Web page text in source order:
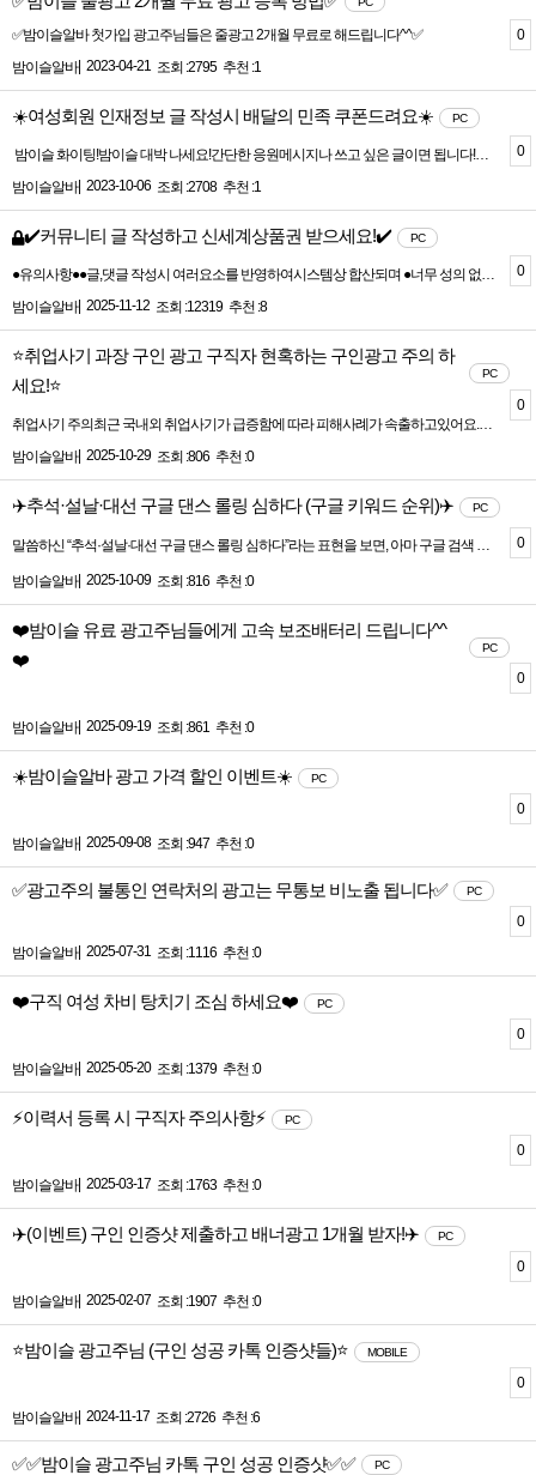
✅밤이슬알바 첫가입 광고주님들은 줄광고 2개월 무료로 해드립니다^^✅
밤이슬알바| 2023-04-21 조회 :2795 추천 :1
0
☀️여성회원 인재정보 글 작성시 배달의 민족 쿠폰드려요☀️ PC
밤이슬 화이팅!밤이슬 대박 나세요!간단한 응원메시지나 쓰고 싶은 글이면 됩니다!커뮤 작성후~ 캡쳐해서 밤이슬 고객센터카톡이나 문자로 캡쳐샷 보내 주시면배민쿠폰 2만 지급해용~
밤이슬알바| 2023-10-06 조회 :2708 추천 :1
0
✔️커뮤니티 글 작성하고 신세계상품권 받으세요!✔️ PC
●유의사항●●글,댓글 작성시 여러요소를 반영하여시스템상 합산되며 ●너무 성의 없는 게시글은 자제 바랍니다●매주 일요일 밤 12시에 이벤트 종료되며 매주 월요일 새벽 1시부터일요일 밤12시까지 이벤트 진행되며●일주일간 게시글,댓글 모두 합산해서당첨자가 정해 집니다●매주 같은 당첨자가 중복 당첨도가능합니다●이벤트 당첨자는 고객센터 게시판이벤트 당첨자 게시판에 공지 됩니다●당첨자 상품권은 매주 월요일오후에 일괄 지급 됩니다●기업회원은 이벤트 대상에서제외 됩니다●비회원,인증회원 개인정보는 보호됩니다. 안심 하셔도 됩니다
밤이슬알바| 2025-11-12 조회 :12319 추천 :8
0
⭐취업사기 과장 구인 광고 구직자 현혹하는 구인광고 주의 하
세요!⭐
PC
취업사기 주의최근 국내외 취업사기가 급증함에 따라 피해사례가 속출하고있어요.구직활동 시 꼭 아래 사항을 주의해주세요.<취업사기에 해당할 위험이 높은 구인광고>1. 동종업계 대비 지나치게 좋은 조건 제시2. 채용 전 신분증 사본 등 개인정보 요청3. 취업사례금 등 각종 명목으로 금전을 요구취업사기경찰청 (국번없이 112)보이스피싱 피해 금융감독언 (국번없이 1332)거짓구인광고 신고 고용노동부(국번없이 1350)(온라인) 보이스피싱 지킴이 : www.fss.or.kr(온라인) 거짓구인광고 신고 : www.work24.go.kr(모바일) 고용24 모바일 앱 > 기타민원 > 거짓구인광고 신고자세한 내용은 붙임 자료 및 영상 링크를 참고해주세요.* 취업사기 주의 영상자료 링크(고용노동부 유튜브 홈페이지) :http://www.youtube.com/watch?v=Bcq0JBvSnbU
밤이슬알바| 2025-10-29 조회 :806 추천 :0
0
✈️추석·설날·대선 구글 댄스 롤링 심하다 (구글 키워드 순위)✈️ PC
말씀하신 “추석·설날·대선 구글 댄스 롤링 심하다”라는 표현을 보면, 아마 구글 검색 순위 변동(Google Dance)이 특정 시기, 특히 이벤트 시즌이나 사회적 관심이 큰 시기에 심하게 나타난다는 의미로 이해됩니다. 정리하면 이렇게 볼 수 있습니다.---1️⃣ 구글 댄스(Google Dance)와 롤링 업데이 트구글 댄스(Google Dance)과거 구글이 검색 순위를 업데이 트할 때 웹사이트 순위가 큰 폭으로 오르락내리락하는 현상을 일컫습니다.한때는 몇 주 단위로 순위 변동이 심하게 나타났습니다.롤링 업데이 트(Rolling Update)현재 구글은 순위를 점진적으로, 실시간에 가깝게 업데이 트합니다.예전처럼 한 번에 큰 변동은 없지만, 특정 시기에는 트래픽과 검색량 급증으로 인해 순위가 일시적으로 요동칠 수 있습니다.---2️⃣ 특정 시즌에 변동이 심한 이유추석·설날(명절 시즌)쇼핑, 여행, 음식, 선물 등 관련 키워드 검색량 폭증구글이 관련 정보를 최신화하면서 순위 변동 심화대선·정치 이벤트뉴스, 후보자 정보, 정책 관련 키워드 급등사용자 클릭 패턴 변화 → 구글 알고리즘이 순위 조정> 즉, 검색량 급증 + 클릭률 변화 = 구글이 순위를 ‘댄스’처럼 요동치게 만드는 요인입니다.---3️⃣ 대응 방법1. 콘텐츠 최신화시즌/이벤트 키워드에 맞춰 빠르게 글, 페이지 업데이 트예: 추석 관련 레시피, 명절 여행 정보, 대선 후보 정보 등2. SEO 기본 지키기메타데이터, 제목, H태그, 내부 링크 최적화안정적인 순위를 유지하는 데 도움3. 트래픽 분석급등/급락 시점 체크 → 계절성, 이벤트성 원인 파악반복 패턴에 맞춘 콘텐츠 전략 수립
밤이슬알바| 2025-10-09 조회 :816 추천 :0
0
❤️밤이슬 유료 광고주님들에게 고속 보조배터리 드립니다^^
❤️
PC
밤이슬알바| 2025-09-19 조회 :861 추천 :0
0
☀️밤이슬알바 광고 가격 할인 이벤트☀️ PC
밤이슬알바| 2025-09-08 조회 :947 추천 :0
0
✅광고주의 불통인 연락처의 광고는 무통보 비노출 됩니다✅ PC
밤이슬알바| 2025-07-31 조회 :1116 추천 :0
0
❤️구직 여성 차비 탕치기 조심 하세요❤️ PC
밤이슬알바| 2025-05-20 조회 :1379 추천 :0
0
⚡️이력서 등록 시 구직자 주의사항⚡️ PC
밤이슬알바| 2025-03-17 조회 :1763 추천 :0
0
✈️(이벤트) 구인 인증샷 제출하고 배너광고 1개월 받자!✈️ PC
밤이슬알바| 2025-02-07 조회 :1907 추천 :0
0
⭐밤이슬 광고주님 (구인 성공 카톡 인증샷들)⭐ MOBILE
밤이슬알바| 2024-11-17 조회 :2726 추천 :6
0
✅✅밤이슬 광고주님 카톡 구인 성공 인증샷✅✅ PC